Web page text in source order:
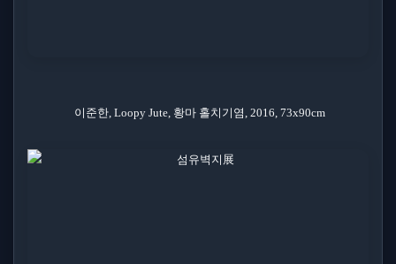
이준한, Loopy Jute, 황마 홀치기염, 2016, 73x90cm